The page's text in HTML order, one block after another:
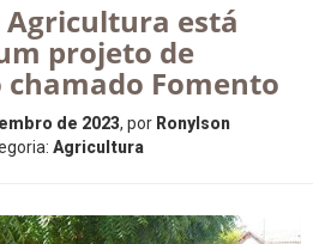
Agricultura está
projeto de
Fomento
de 2023, por Ronylson
Agricultura